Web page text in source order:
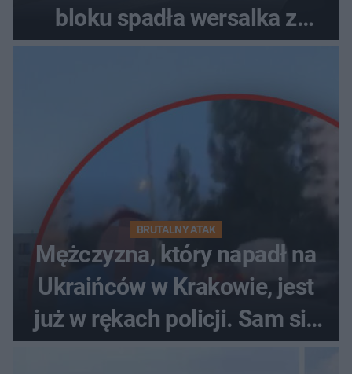
bloku spadła wersalka z
pościelą
BRUTALNY ATAK
Mężczyzna, który napadł na
Ukraińców w Krakowie, jest
już w rękach policji. Sam się
zgłosił